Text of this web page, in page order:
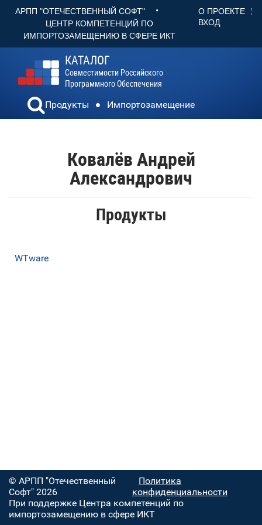
АРПП "ОТЕЧЕСТВЕННЫЙ СОФТ" •
ЦЕНТР КОМПЕТЕНЦИЙ ПО
ИМПОРТОЗАМЕЩЕНИЮ В СФЕРЕ ИКТ
О ПРОЕКТЕ
ВХОД
КАТАЛОГ
Совместимости Российского
Программного Обеспечения
Продукты Импортозамещение
Ковалёв Андрей
Александрович
Продукты
WTware
© АРПП "Отечественный
Софт" 2026
Политика
конфиденциальности
При поддержке Центра компетенций по
импортозамещению в сфере ИКТ